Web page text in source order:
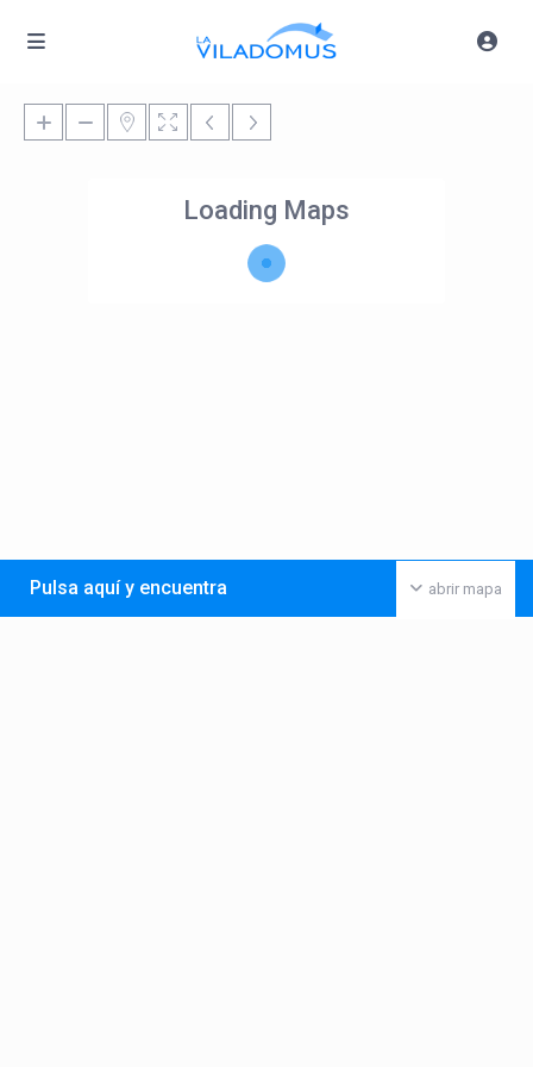
Loading Maps
abrir mapa
Pulsa aquí y encuentra